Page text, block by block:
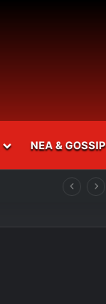
ΝΕΑ & GOSSIP